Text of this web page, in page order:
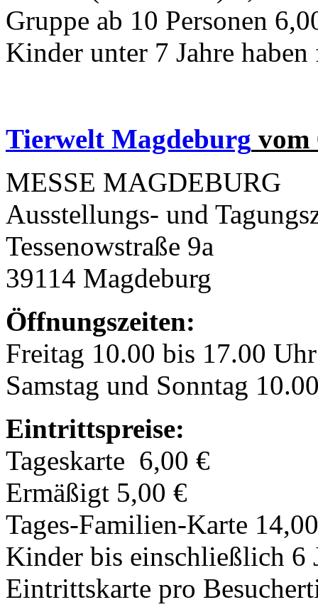
Gruppe ab 10 Personen
Kinder unter 7 Jahre
Tierwelt Magdeburg vom
MESSE MAGDEBURG
Ausstellungs- und
Tessenowstraße 9a
39114 Magdeburg
Öffnungszeiten:
Freitag 10.00 bis 17.00 Uhr
Samstag und Sonntag
Eintrittspreise:
Tageskarte 6,00 €
Ermäßigt 5,00 €
Tages-Familien-Karte
Kinder bis einschließlich 6
Eintrittskarte pro